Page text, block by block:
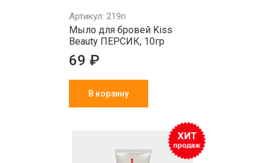
Артикул: 219п
Мыло для бровей Kiss
Beauty ПЕРСИК, 10гр
69 ₽
В корзину